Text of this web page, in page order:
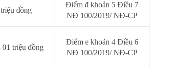
đồng
Điểm đ khoản 5 Điều 7
NĐ 100/2019/ NĐ-CP
01 triệu đồng
Điểm e khoản 4 Điều 6
NĐ 100/2019/ NĐ-CP